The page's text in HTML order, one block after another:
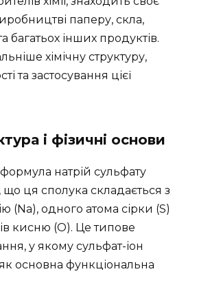
паперу, скла,
багатьох інших продуктів.
хімічну структуру,
та застосування цієї
і фізичні основи
натрій сульфату
що ця сполука складається з
(Na), одного атома сірки (S)
кисню (O). Це типове
у якому сульфат-іон
основна функціональна